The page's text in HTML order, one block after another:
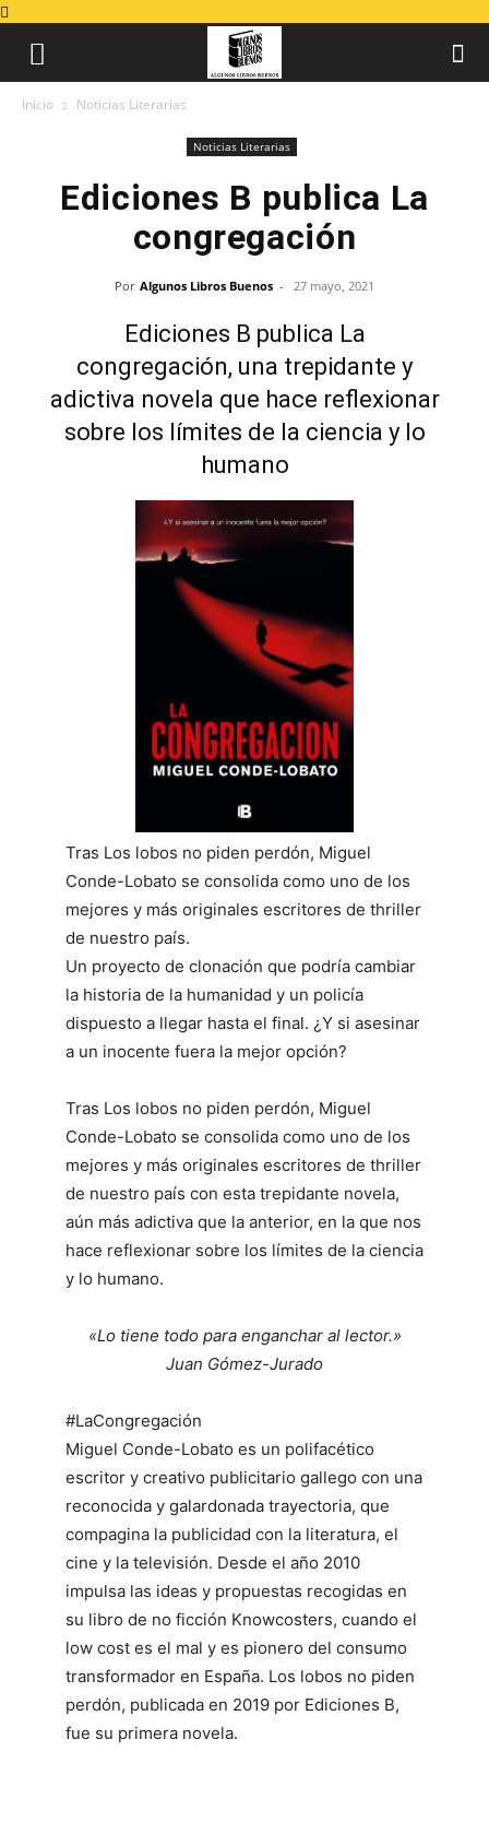
Inicio Noticias Literarias
Noticias Literarias
Ediciones B publica La
congregación
Por Algunos Libros Buenos - 27 mayo, 2021
Ediciones B publica La
congregación, una trepidante y
adictiva novela que hace reflexionar
sobre los límites de la ciencia y lo
humano
Tras Los lobos no piden perdón, Miguel
Conde-Lobato se consolida como uno de los
mejores y más originales escritores de thriller
de nuestro país.
Un proyecto de clonación que podría cambiar
la historia de la humanidad y un policía
dispuesto a llegar hasta el final. ¿Y si asesinar
a un inocente fuera la mejor opción?
Tras Los lobos no piden perdón, Miguel
Conde-Lobato se consolida como uno de los
mejores y más originales escritores de thriller
de nuestro país con esta trepidante novela,
aún más adictiva que la anterior, en la que nos
hace reflexionar sobre los límites de la ciencia
y lo humano.
«Lo tiene todo para enganchar al lector.»
Juan Gómez-Jurado
#LaCongregación
Miguel Conde-Lobato es un polifacético
escritor y creativo publicitario gallego con una
reconocida y galardonada trayectoria, que
compagina la publicidad con la literatura, el
cine y la televisión. Desde el año 2010
impulsa las ideas y propuestas recogidas en
su libro de no ficción Knowcosters, cuando el
low cost es el mal y es pionero del consumo
transformador en España. Los lobos no piden
perdón, publicada en 2019 por Ediciones B,
fue su primera novela.